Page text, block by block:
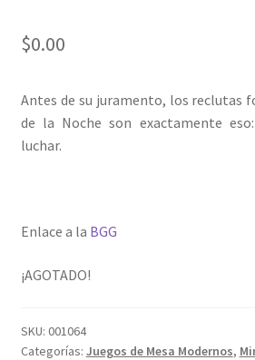
$0.00
Antes de su juramento, los reclutas
de la Noche son exactamente
luchar.
Enlace a la BGG
¡AGOTADO!
SKU: 001064
Categorías: Juegos de Mesa Modernos,